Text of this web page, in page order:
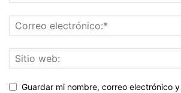
Guardar mi nombre, correo electrónico